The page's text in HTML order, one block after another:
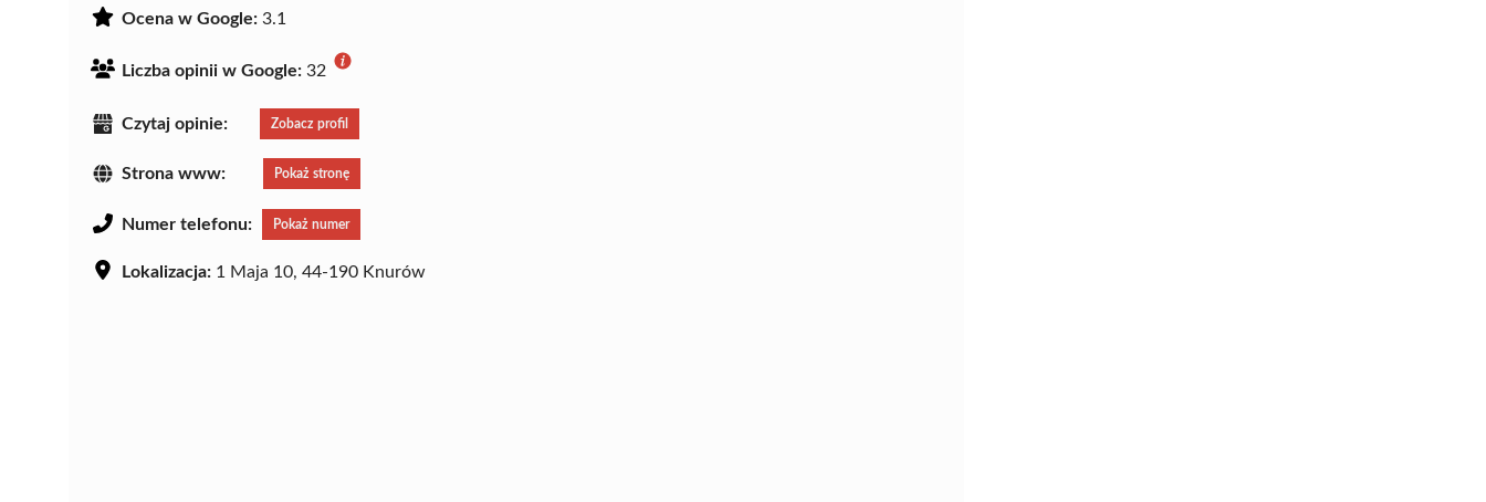
Ocena w Google: 3.1
Liczba opinii w Google: 32
Czytaj opinie: Zobacz profil
Strona www: Pokaż stronę
Numer telefonu: Pokaż numer
Lokalizacja: 1 Maja 10, 44-190 Knurów